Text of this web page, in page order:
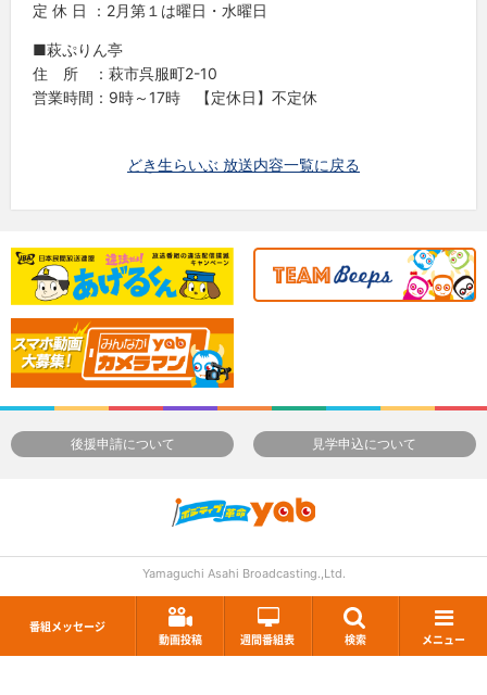
番組メッセージ
動画投稿
週間番組表 検索 メニュー
定 休 日 ：2月第１は曜日・水曜日
■萩ぷりん亭
住 所 ：萩市呉服町2-10
営業時間：9時～17時 【定休日】不定休
どき生らいぶ 放送内容一覧に戻る
後援申請について 見学申込について
Yamaguchi Asahi Broadcasting.,Ltd.